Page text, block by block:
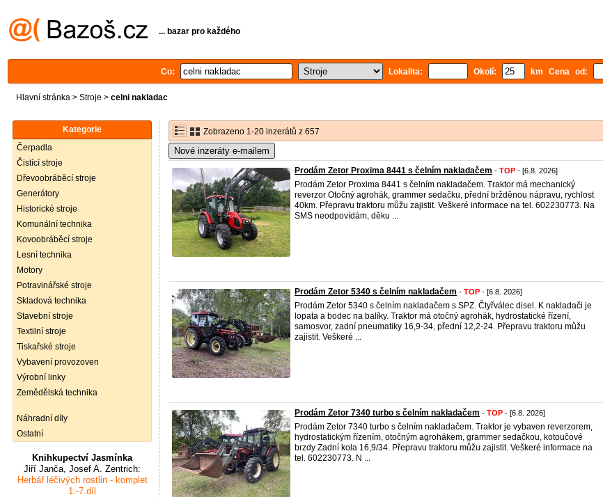
... bazar pro každého
Co: Lokalita: Okolí: km Cena od:
Hlavní stránka > Stroje > celni nakladac
Kategorie
Čerpadla
Čistící stroje
Dřevoobráběcí stroje
Generátory
Historické stroje
Komunální technika
Kovoobráběcí stroje
Lesní technika
Motory
Potravinářské stroje
Skladová technika
Stavební stroje
Textilní stroje
Tiskařské stroje
Vybavení provozoven
Výrobní linky
Zemědělská technika
Náhradní díly
Ostatní
Knihkupectví Jasmínka
Jiří Janča, Josef A. Zentrich:
Herbář léčivých rostlin - komplet
1.-7.díl
Zobrazeno 1-20 inzerátů z 657
Nové inzeráty e-mailem
Prodám Zetor Proxima 8441 s čelním nakladačem - TOP - [6.8. 2026]
Prodám Zetor Proxima 8441 s čelním nakladačem. Traktor má mechanický
reverzor Otočný agrohák, grammer sedačku, přední bržděnou nápravu, rychlost
40km. Přepravu traktoru můžu zajistit. Veškeré informace na tel. 602230773. Na
SMS neodpovídám, děku ...
Prodám Zetor 5340 s čelním nakladačem - TOP - [6.8. 2026]
Prodám Zetor 5340 s čelním nakladačem s SPZ. Čtyřválec disel. K nakladači je
lopata a bodec na balíky. Traktor má otočný agrohák, hydrostatické řízení,
samosvor, zadní pneumatiky 16,9-34, přední 12,2-24. Přepravu traktoru můžu
zajistit. Veškeré ...
Prodám Zetor 7340 turbo s čelním nakladačem - TOP - [6.8. 2026]
Prodám Zetor 7340 turbo s čelním nakladačem. Traktor je vybaven reverzorem,
hydrostatickým řízením, otočným agrohákem, grammer sedačkou, kotoučové
brzdy Zadní kola 16,9/34. Přepravu traktoru můžu zajistit. Veškeré informace na
tel. 602230773. N ...